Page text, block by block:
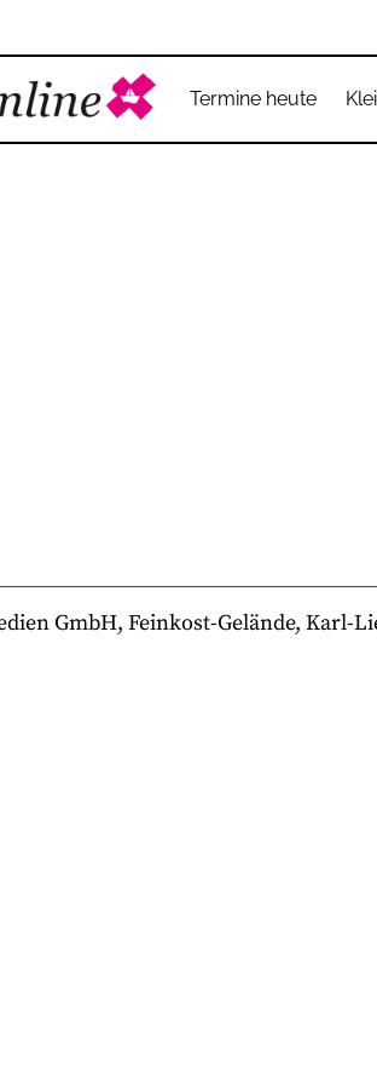
Termine heute
GmbH, Feinkost-Gelände, Karl-